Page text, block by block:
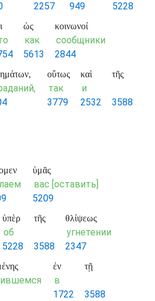
2257
949
5228
ὡς
как
5613
κοινωνοί
сообщники
2844
οὕτως
так
3779
καὶ
и
2532
τῆς
3588
ὑμᾶς
вас [оставить]
5209
ὑπὲρ
об
5228
τῆς
3588
θλίψεως
угнетении
2347
ἐν
в
1722
τῇ
3588